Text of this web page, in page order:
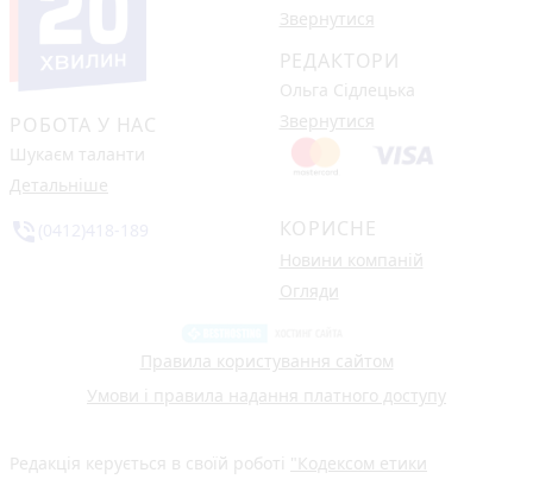
РОБОТА У НАС
Шукаєм таланти
Детальніше
Звернутися
РЕДАКТОРИ
Ольга Сідлецька
Звернутися
КОРИСНЕ
Новини компаній
Огляди
Правила користування сайтом
Умови і правила надання платного доступу
Редакція керується в своїй роботі "Кодексом етики